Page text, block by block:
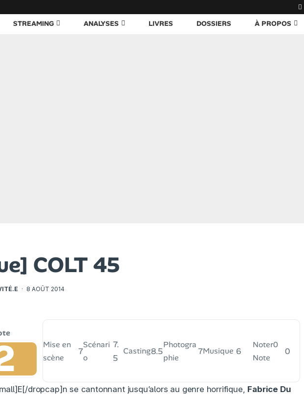
STREAMING ANALYSES LIVRES DOSSIERS À PROPOS
COLT 45
· 8 AOÛT 2014
Mise en
scène
7
Scénari
o
7.
5
Casting8.5
Photogra
phie
7Musique 6
Noter0
Note
0
dropcap]n se cantonnant jusqu’alors au genre horrifique, Fabrice Du